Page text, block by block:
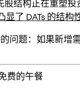
结构正在重塑投
了 DATs 的结构
问题：如果新增需
费的午餐